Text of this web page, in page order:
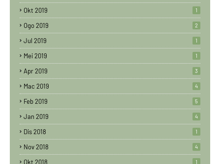
Okt 2019 1
Ogo 2019 2
Jul 2019 1
Mei 2019 1
Apr 2019 3
Mac 2019 4
Feb 2019 5
Jan 2019 4
Dis 2018 1
Nov 2018 4
Okt 2018 1